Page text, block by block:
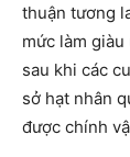
thuận tương
mức làm
sau khi các
sở hạt nhân
được chính